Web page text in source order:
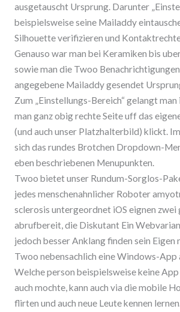
ausgetauscht Ursprung. Darunter
beispielsweise seine Mailaddy
Silhouette verifizieren und
Genauso war man bei Keramiken bis
sowie man die Twoo
angegebene Mailaddy gesendet
Zum „Einstellungs-Bereich“ gelangt
man ganz obig rechte Seite uff das
(und auch unser Platzhalterbild) klickt.
sich das rundes Brotchen Dropdown-
eben beschriebenen Menupunkten.
Twoo bietet unser Rundum-Sorglos-
jedes menschenahnlicher Roboter
sclerosis untergeordnet iOS eignen zwei
abrufbereit, die Diskutant Ein
jedoch besser Anklang finden sein Eigen
Twoo nebensachlich eine Windows-App
Welche person beispielsweise keine
auch mochte, kann auch via die mobile
flirten und auch neue Leute kennen